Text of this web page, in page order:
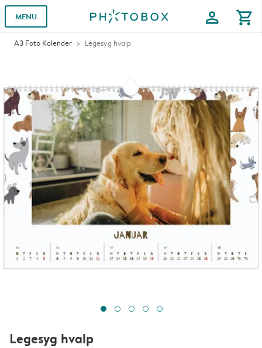
MENU profile shopping_cart
A3 Foto Kalender Legesyg hvalp
Legesyg hvalp